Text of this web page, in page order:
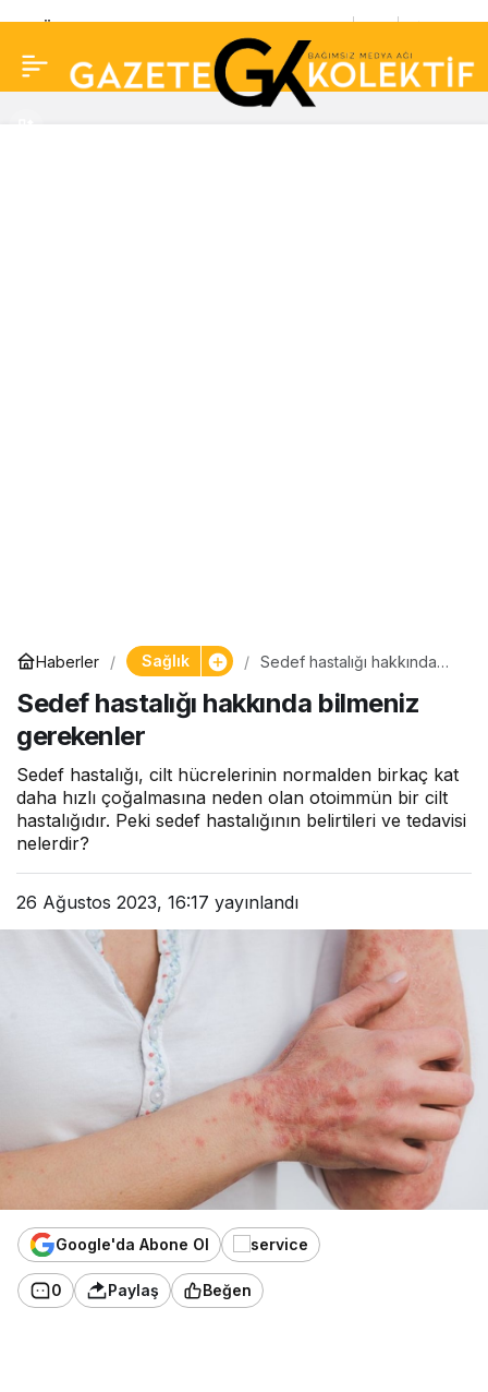
Haberler Sağlık
Sedef hastalığı hakkında
Sedef hastalığı hakkında bilmeniz
gerekenler
Sedef hastalığı, cilt hücrelerinin normalden birkaç kat
daha hızlı çoğalmasına neden olan otoimmün bir cilt
hastalığıdır. Peki sedef hastalığının belirtileri ve tedavisi
nelerdir?
26 Ağustos 2023, 16:17 yayınlandı
Google'da Abone Ol
0 Paylaş Beğen
90 binden fazla